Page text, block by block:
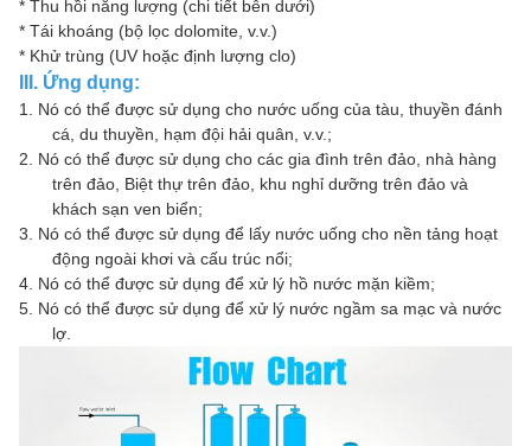
* Thu hồi năng lượng (chi tiết bên dưới)
* Tái khoáng (bộ lọc dolomite, v.v.)
* Khử trùng (UV hoặc định lượng clo)
III. Ứng dụng:
1. Nó có thể được sử dụng cho nước uống của tàu, thuyền đánh
cá, du thuyền, hạm đội hải quân, v.v.;
2. Nó có thể được sử dụng cho các gia đình trên đảo, nhà hàng
trên đảo, Biệt thự trên đảo, khu nghỉ dưỡng trên đảo và
khách sạn ven biển;
3. Nó có thể được sử dụng để lấy nước uống cho nền tảng hoạt
động ngoài khơi và cấu trúc nổi;
4. Nó có thể được sử dụng để xử lý hồ nước mặn kiềm;
5. Nó có thể được sử dụng để xử lý nước ngầm sa mạc và nước
lợ.